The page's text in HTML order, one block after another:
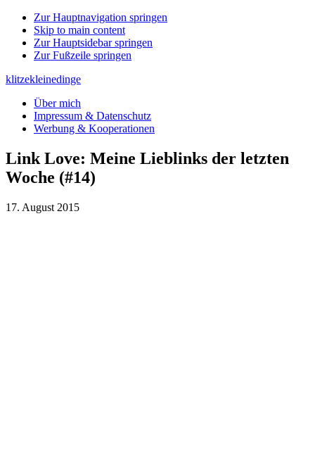
Zur Hauptnavigation springen
Skip to main content
Zur Hauptsidebar springen
Zur Fußzeile springen
klitzekleinedinge
Über mich
Impressum & Datenschutz
Werbung & Kooperationen
Link Love: Meine Lieblinks der letzten
Woche (#14)
17. August 2015